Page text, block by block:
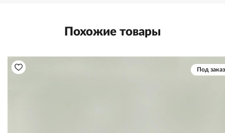
Похожие товары
Под заказ